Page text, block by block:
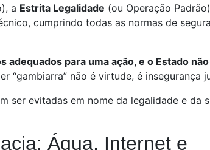
a Estrita Legalidade (ou Operação Padrão)
cumprindo todas as normas de
adequados para uma ação, e o Estado não
“gambiarra” não é virtude, é insegurança
ser evitadas em nome da legalidade e da
Água, Internet e